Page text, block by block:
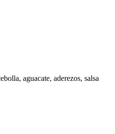
aguacate, aderezos, salsa